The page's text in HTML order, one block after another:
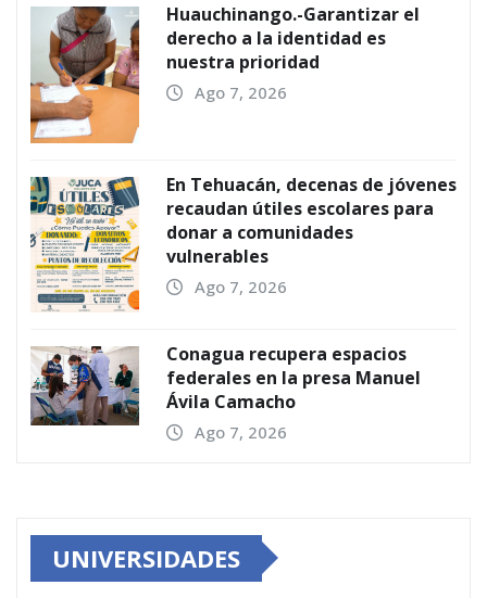
Huauchinango.-Garantizar el
derecho a la identidad es
nuestra prioridad
Ago 7, 2026
En Tehuacán, decenas de jóvenes
recaudan útiles escolares para
donar a comunidades
vulnerables
Ago 7, 2026
Conagua recupera espacios
federales en la presa Manuel
Ávila Camacho
Ago 7, 2026
UNIVERSIDADES